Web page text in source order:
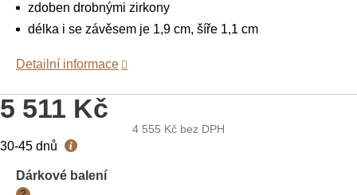
5 511 Kč
4 555 Kč bez DPH
Měrná
30-45 dnů
Dárkové balení
zdoben drobnými zirkony
délka i se závěsem je 1,9 cm, šíře 1,1 cm
Detailní informace